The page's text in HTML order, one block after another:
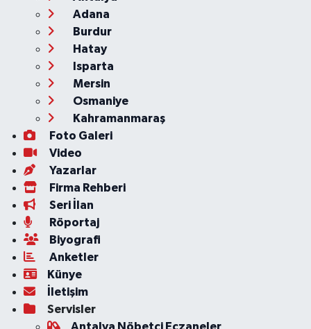
Adana
Burdur
Hatay
Isparta
Mersin
Osmaniye
Kahramanmaraş
Foto Galeri
Video
Yazarlar
Firma Rehberi
Seri İlan
Röportaj
Biyografi
Anketler
Künye
İletişim
Servisler
Antalya Nöbetçi Eczaneler